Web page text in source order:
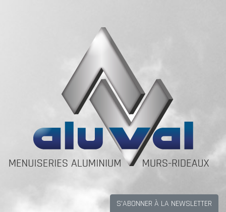
S'ABONNER À LA NEWSLETTER